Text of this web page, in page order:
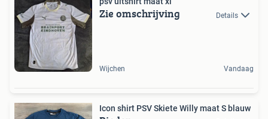
Zie omschrijving Details
Wijchen Vandaag
Icon shirt PSV Skiete Willy maat S blauw